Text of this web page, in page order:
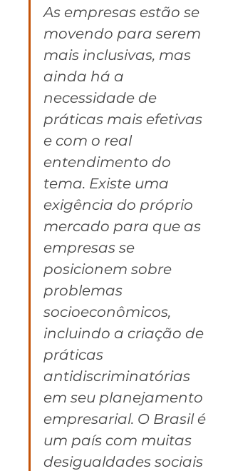
As empresas estão se
movendo para serem
mais inclusivas, mas
ainda há a
necessidade de
práticas mais efetivas
e com o real
entendimento do
tema. Existe uma
exigência do próprio
mercado para que as
empresas se
posicionem sobre
problemas
socioeconômicos,
incluindo a criação de
práticas
antidiscriminatórias
em seu planejamento
empresarial. O Brasil é
um país com muitas
desigualdades sociais